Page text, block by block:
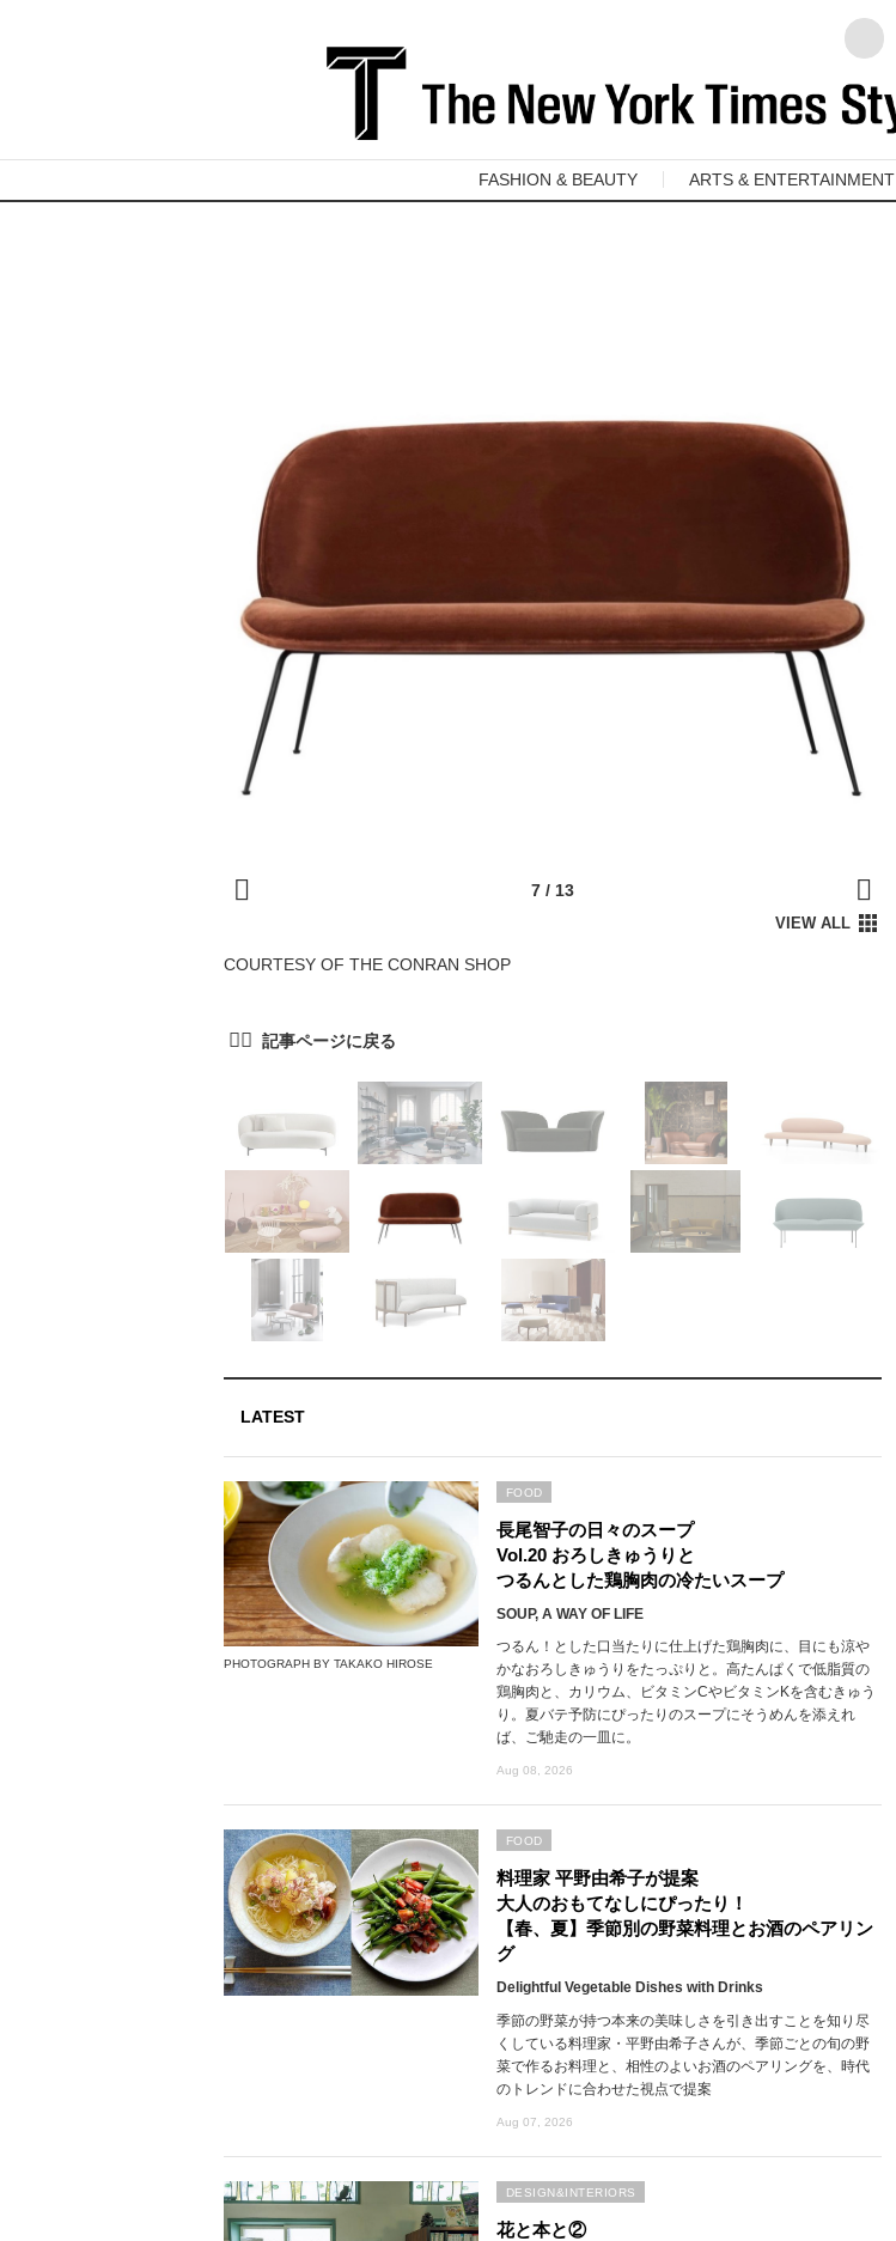
FASHION & BEAUTY ARTS & ENTERTAINMENT
COURTESY OF THE CONRAN SHOP
LATEST
PHOTOGRAPH BY TAKAKO HIROSE
長尾智子の日々のスープ
Vol.20 おろしきゅうりと
つるんとした鶏胸肉の冷たいスープ
SOUP, A WAY OF LIFE
つるん！とした口当たりに仕上げた鶏胸肉に、目にも涼や
かなおろしきゅうりをたっぷりと。高たんぱくで低脂質の
鶏胸肉と、カリウム、ビタミンCやビタミンKを含むきゅう
り。夏バテ予防にぴったりのスープにそうめんを添えれ
ば、ご馳走の一皿に。
Aug 08, 2026
FOOD
料理家 平野由希子が提案
大人のおもてなしにぴったり！
【春、夏】季節別の野菜料理とお酒のペアリン
グ
Delightful Vegetable Dishes with Drinks
季節の野菜が持つ本来の美味しさを引き出すことを知り尽
くしている料理家・平野由希子さんが、季節ごとの旬の野
菜で作るお料理と、相性のよいお酒のペアリングを、時代
のトレンドに合わせた視点で提案
Aug 07, 2026
FOOD
花と本と②
DESIGN&INTERIORS